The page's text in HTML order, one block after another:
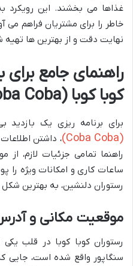
غذاها می بخشند. این رویکرد
خاطر را برای مشتریان فراهم می
نهایت دقت و از بهترین ها
راهنمای جامع برای
کوبا کوبا (Coba Coba)
برای برنامه ریزی یک بازدید
(Coba Coba)
، داشتن
راهنما تمامی جزئیات لازم،
ساعات کاری و امکانات ویژه
رستوران دلنشین، به بهترین
موقعیت مکانی و
رستوران کوبا کوبا در قلب
سنگاپور واقع شده است، جایی